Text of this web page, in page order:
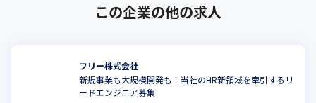
この企業の他の求人
フリー株式会社
新規事業も大規模開発も！当社のHR新領域を牽引するリ
ードエンジニア募集